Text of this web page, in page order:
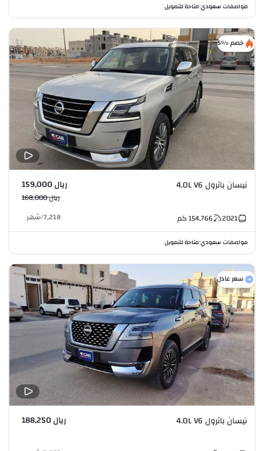
مواصفات سعودي•متاحة للتمويل
خصم %5
نيسان باترول 4.0L V6 ريال 159,000
ريال 168,000
2021
154,766كم 7,218
/شهر
مواصفات سعودي•متاحة للتمويل
سعر عادل
نيسان باترول 4.0L V6 ريال 188,250